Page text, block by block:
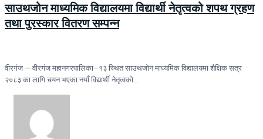
साउथजोन माध्यमिक विद्यालयमा विद्यार्थी नेतृत्वको शपथ ग्रहण
तथा पुरस्कार वितरण सम्पन्न
वीरगंज — वीरगंज महानगरपालिका–१३ स्थित साउथजोन माध्यमिक विद्यालयमा शैक्षिक सत्र
२०८३ का लागि चयन भएका नयाँ विद्यार्थी नेतृत्वको…